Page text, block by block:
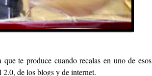
te produce cuando recalas en uno de esos
de los blogs y de internet.